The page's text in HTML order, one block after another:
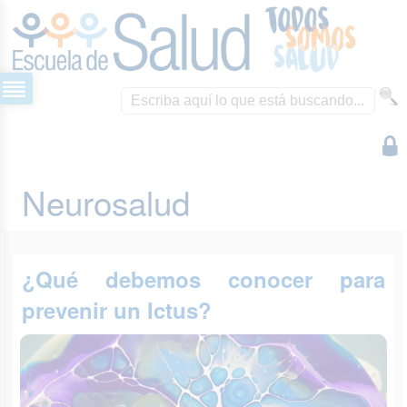
Neurosalud
¿Qué debemos conocer para
prevenir un Ictus?